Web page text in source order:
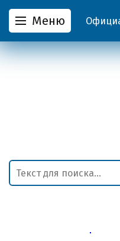
Меню